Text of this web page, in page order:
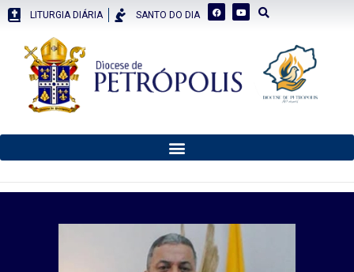
LITURGIA DIÁRIA SANTO DO DIA